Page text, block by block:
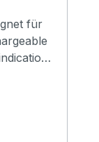
für